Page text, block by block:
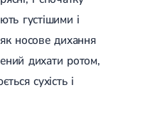
густішими і
носове дихання
дихати ротом,
сухість і